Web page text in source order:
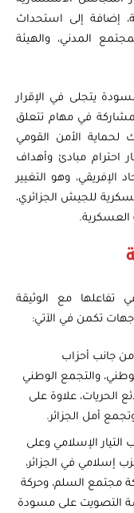
إضافة إلى استحداث
المدني، والهيئة
يتجلى في الإقرار
في مهام تتعلق
لحماية الأمن القومي
احترام مبادئ وأهداف
الإفريقي، وهو التغيير
للجيش الجزائري،
تفاعلها مع الوثيقة
تكمن في الآتي:
جانب أحزاب
والتجمع الوطني
الحريات، علاوة على
أمل الجزائر.
الإسلامي وعلى
إسلامي في الجزائر،
مجتمع السلم، وحركة
التصويت على مسودة